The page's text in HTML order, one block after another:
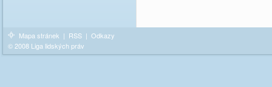
Mapa stránek | RSS | Odkazy
© 2008 Liga lidských práv